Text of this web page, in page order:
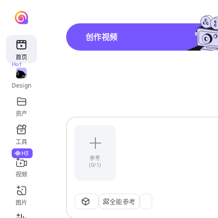
首页
Design
Hot
资产
工具
视频
H3
图片
创作视频
参考
(0/1)
全能参考